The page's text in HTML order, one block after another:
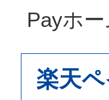
Payホ
楽天ペ